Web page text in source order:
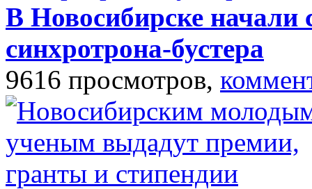
В Новосибирске начали
синхротрона-бустера
9616 просмотров,